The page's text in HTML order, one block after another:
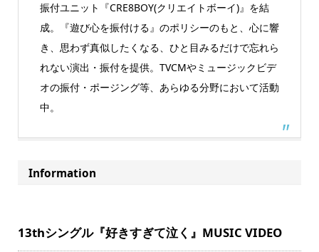
振付ユニット『CRE8BOY(クリエイトボーイ)』を結
成。『遊び心を振付ける』のポリシーのもと、心に響
き、思わず真似したくなる、ひと目みるだけで忘れら
れない演出・振付を提供。TVCMやミュージックビデ
オの振付・ポージング等、あらゆる分野において活動
中。
Information
13thシングル『好きすぎて泣く』MUSIC VIDEO